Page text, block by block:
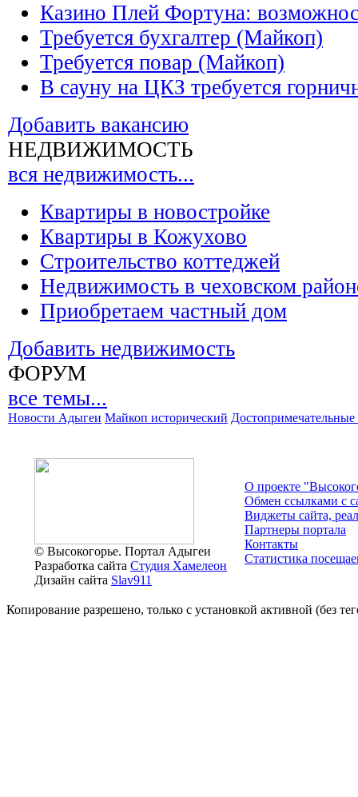
Казино Плей Фортуна:
Требуется бухгалтер (Майкоп)
Требуется повар (Майкоп)
В сауну на ЦКЗ требуется
Добавить вакансию
НЕДВИЖИМОСТЬ
вся недвижимость...
Квартиры в новостройке
Квартиры в Кожухово
Строительство коттеджей
Недвижимость в чеховском
Приобретаем частный дом
Добавить недвижимость
ФОРУМ
все темы...
Новости Адыгеи Майкоп исторический Достопримечательные
© Высокогорье. Портал Адыгеи
Разработка сайта Студия Хамелеон
Дизайн сайта Slav911
О проекте
Обмен ссылками c
Виджеты сайта,
Партнеры портала
Контакты
Статистика
Копирование разрешено, только с установкой активной (без